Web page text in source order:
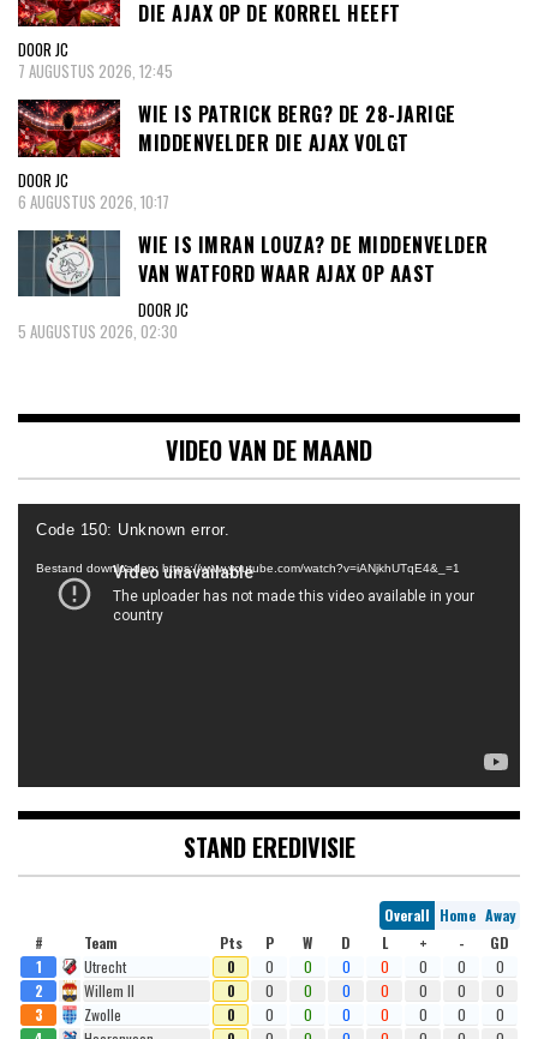
DIE AJAX OP DE KORREL HEEFT
DOOR JC
7 AUGUSTUS 2026, 12:45
WIE IS PATRICK BERG? DE 28-JARIGE
MIDDENVELDER DIE AJAX VOLGT
DOOR JC
6 AUGUSTUS 2026, 10:17
WIE IS IMRAN LOUZA? DE MIDDENVELDER
VAN WATFORD WAAR AJAX OP AAST
DOOR JC
5 AUGUSTUS 2026, 02:30
VIDEO VAN DE MAAND
Videospeler
Code 150: Unknown error.
Bestand downloaden: https://www.youtube.com/watch?v=iANjkhUTqE4&_=1
STAND EREDIVISIE
Overall Home Away
#
Team Pts P W D L + -
GD
1
Utrecht 0 0 0 0 0 0 0
0
2
Willem II 0 0 0 0 0 0 0
0
3
Zwolle 0 0 0 0 0 0 0
0